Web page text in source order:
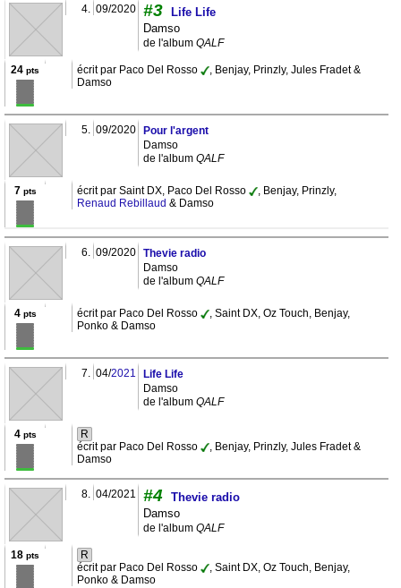
4. 09/2020 #3
Life Life
Damso
de l'album QALF
24 pts écrit par Paco Del Rosso
, Benjay, Prinzly, Jules Fradet &
Damso
5. 09/2020
Pour l'argent
Damso
de l'album QALF
7 pts écrit par Saint DX, Paco Del Rosso
, Benjay, Prinzly,
Renaud Rebillaud & Damso
6. 09/2020 Thevie radio
Damso
de l'album QALF
4pts écrit par Paco Del Rosso
, Saint DX, Oz Touch, Benjay,
Ponko & Damso
7. 04/2021
Life Life
Damso
de l'album QALF
4pts
R
écrit par Paco Del Rosso
, Benjay, Prinzly, Jules Fradet &
Damso
8. 04/2021 #4 Thevie radio
Damso
de l'album QALF
18 pts
R
écrit par Paco Del Rosso
, Saint DX, Oz Touch, Benjay,
Ponko & Damso